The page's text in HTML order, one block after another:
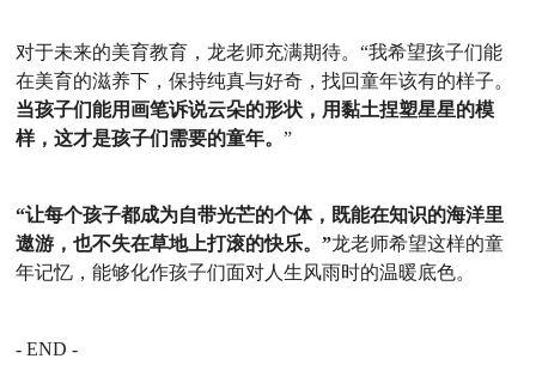
对于未来的美育教育，龙老师充满期待。“我希望孩子们能
在美育的滋养下，保持纯真与好奇，找回童年该有的样子。
当孩子们能用画笔诉说云朵的形状，用黏土捏塑星星的模
样，这才是孩子们需要的童年。”
“让每个孩子都成为自带光芒的个体，既能在知识的海洋里
遨游，也不失在草地上打滚的快乐。”龙老师希望这样的童
年记忆，能够化作孩子们面对人生风雨时的温暖底色。
- END -